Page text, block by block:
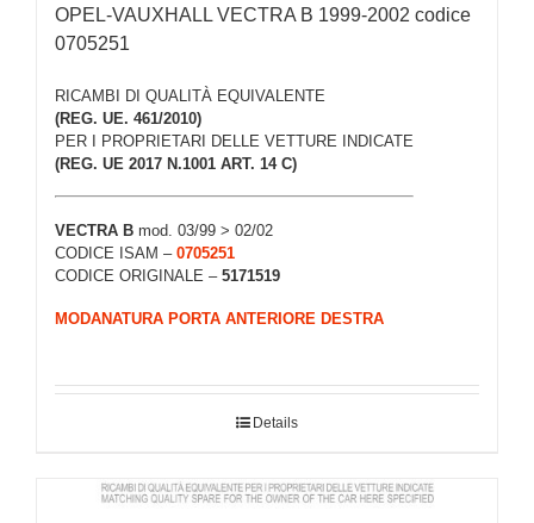
OPEL-VAUXHALL VECTRA B 1999-2002 codice
0705251
RICAMBI DI QUALITÀ EQUIVALENTE
(REG. UE. 461/2010)
PER I PROPRIETARI DELLE VETTURE INDICATE
(REG. UE 2017 N.1001 ART. 14 C)
VECTRA B mod. 03/99 > 02/02
CODICE ISAM – 0705251
CODICE ORIGINALE – 5171519
MODANATURA PORTA ANTERIORE DESTRA
Details